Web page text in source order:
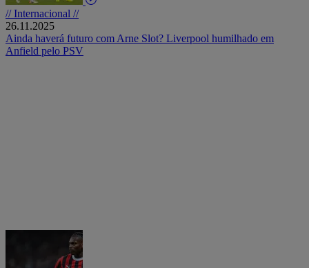
// Internacional //
26.11.2025
Ainda haverá futuro com Arne Slot? Liverpool humilhado em
Anfield pelo PSV